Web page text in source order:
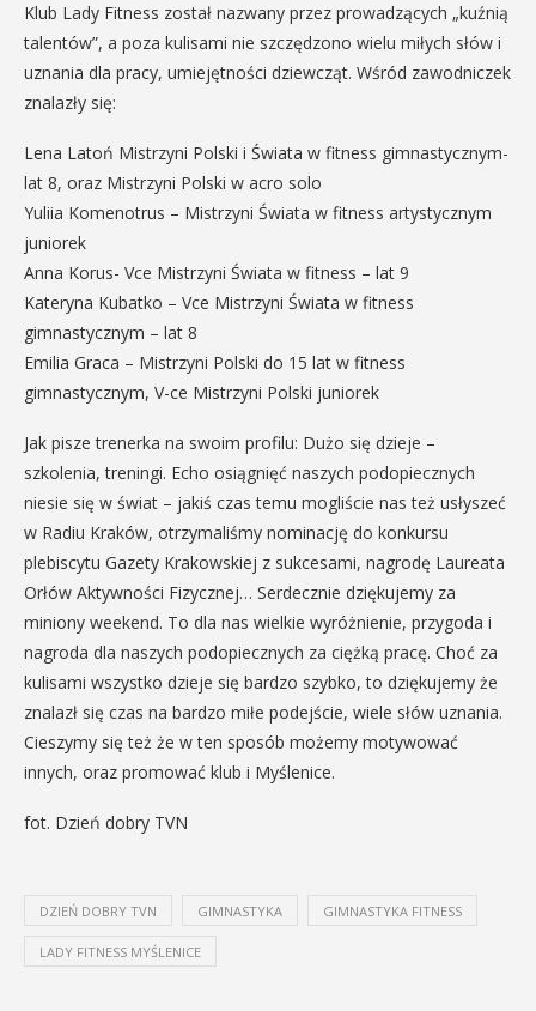
Klub Lady Fitness został nazwany przez prowadzących „kuźnią
talentów”, a poza kulisami nie szczędzono wielu miłych słów i
uznania dla pracy, umiejętności dziewcząt. Wśród zawodniczek
znalazły się:
Lena Latoń Mistrzyni Polski i Świata w fitness gimnastycznym-
lat 8, oraz Mistrzyni Polski w acro solo
Yuliia Komenotrus – Mistrzyni Świata w fitness artystycznym
juniorek
Anna Korus- Vce Mistrzyni Świata w fitness – lat 9
Kateryna Kubatko – Vce Mistrzyni Świata w fitness
gimnastycznym – lat 8
Emilia Graca – Mistrzyni Polski do 15 lat w fitness
gimnastycznym, V-ce Mistrzyni Polski juniorek
Jak pisze trenerka na swoim profilu: Dużo się dzieje –
szkolenia, treningi. Echo osiągnięć naszych podopiecznych
niesie się w świat – jakiś czas temu mogliście nas też usłyszeć
w Radiu Kraków, otrzymaliśmy nominację do konkursu
plebiscytu Gazety Krakowskiej z sukcesami, nagrodę Laureata
Orłów Aktywności Fizycznej… Serdecznie dziękujemy za
miniony weekend. To dla nas wielkie wyróżnienie, przygoda i
nagroda dla naszych podopiecznych za ciężką pracę. Choć za
kulisami wszystko dzieje się bardzo szybko, to dziękujemy że
znalazł się czas na bardzo miłe podejście, wiele słów uznania.
Cieszymy się też że w ten sposób możemy motywować
innych, oraz promować klub i Myślenice.
fot. Dzień dobry TVN
DZIEŃ DOBRY TVN GIMNASTYKA GIMNASTYKA FITNESS
LADY FITNESS MYŚLENICE